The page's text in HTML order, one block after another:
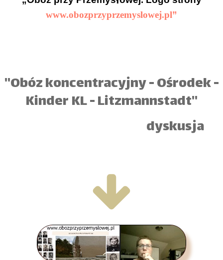
www.obozprzyprzemyslowej.pl”
''Obóz koncentracyjny - Ośrodek -
Kinder KL - Litzmannstadt''
dyskusja